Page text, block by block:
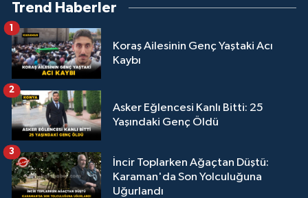
Trend Haberler
Koraş Ailesinin Genç Yaştaki Acı
Kaybı
1
Asker Eğlencesi Kanlı Bitti: 25
Yaşındaki Genç Öldü
2
İncir Toplarken Ağaçtan Düştü:
Karaman'da Son Yolculuğuna
Uğurlandı
3